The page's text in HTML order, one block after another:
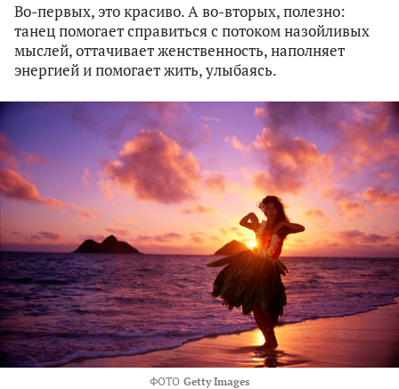
Во-первых, это красиво. А во-вторых, полезно:
танец помогает справиться с потоком назойливых
мыслей, оттачивает женственность, наполняет
энергией и помогает жить, улыбаясь.
ФОТО Getty Images